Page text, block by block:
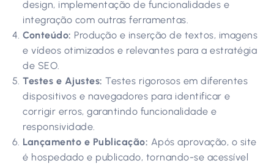
design, implementação de funcionalidades e
integração com outras ferramentas.
Conteúdo: Produção e inserção de textos, imagens
e vídeos otimizados e relevantes para a estratégia
de SEO.
Testes e Ajustes: Testes rigorosos em diferentes
dispositivos e navegadores para identificar e
corrigir erros, garantindo funcionalidade e
responsividade.
Lançamento e Publicação: Após aprovação, o site
é hospedado e publicado, tornando-se acessível